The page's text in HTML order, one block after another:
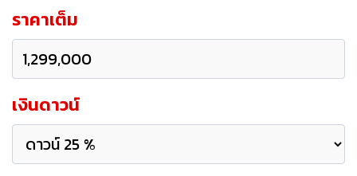
ราคาเต็ม
เงินดาวน์